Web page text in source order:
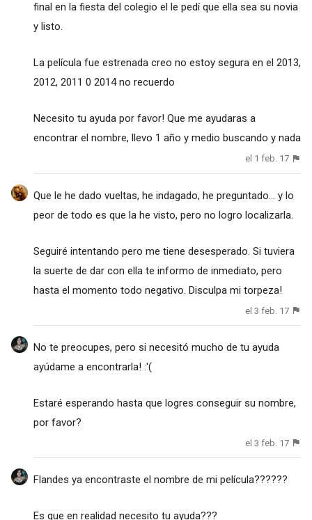
final en la fiesta del colegio el le pedí que ella sea su novia
y listo.
La película fue estrenada creo no estoy segura en el 2013,
2012, 2011 0 2014 no recuerdo
Necesito tu ayuda por favor! Que me ayudaras a
encontrar el nombre, llevo 1 año y medio buscando y nada
el 1 feb. 17
Que le he dado vueltas, he indagado, he preguntado... y lo
peor de todo es que la he visto, pero no logro localizarla.
Seguiré intentando pero me tiene desesperado. Si tuviera
la suerte de dar con ella te informo de inmediato, pero
hasta el momento todo negativo. Disculpa mi torpeza!
el 3 feb. 17
No te preocupes, pero si necesitó mucho de tu ayuda
ayúdame a encontrarla! :'(
Estaré esperando hasta que logres conseguir su nombre,
por favor?
el 3 feb. 17
Flandes ya encontraste el nombre de mi película??????
Es que en realidad necesito tu ayuda???